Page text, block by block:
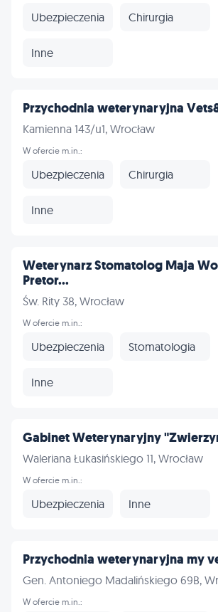
Ubezpieczenia Chirurgia
Inne
Przychodnia weterynaryjna
Kamienna 143/u1, Wrocław
W ofercie m.in.:
Ubezpieczenia Chirurgia
Inne
Weterynarz Stomatolog Maja
Pretor...
Św. Rity 38, Wrocław
W ofercie m.in.:
Ubezpieczenia Stomatologia
Inne
Gabinet Weterynaryjny
Waleriana Łukasińskiego 11, Wrocław
W ofercie m.in.:
Ubezpieczenia Inne
Przychodnia weterynaryjna my
Gen. Antoniego Madalińskiego 69B,
W ofercie m.in.: